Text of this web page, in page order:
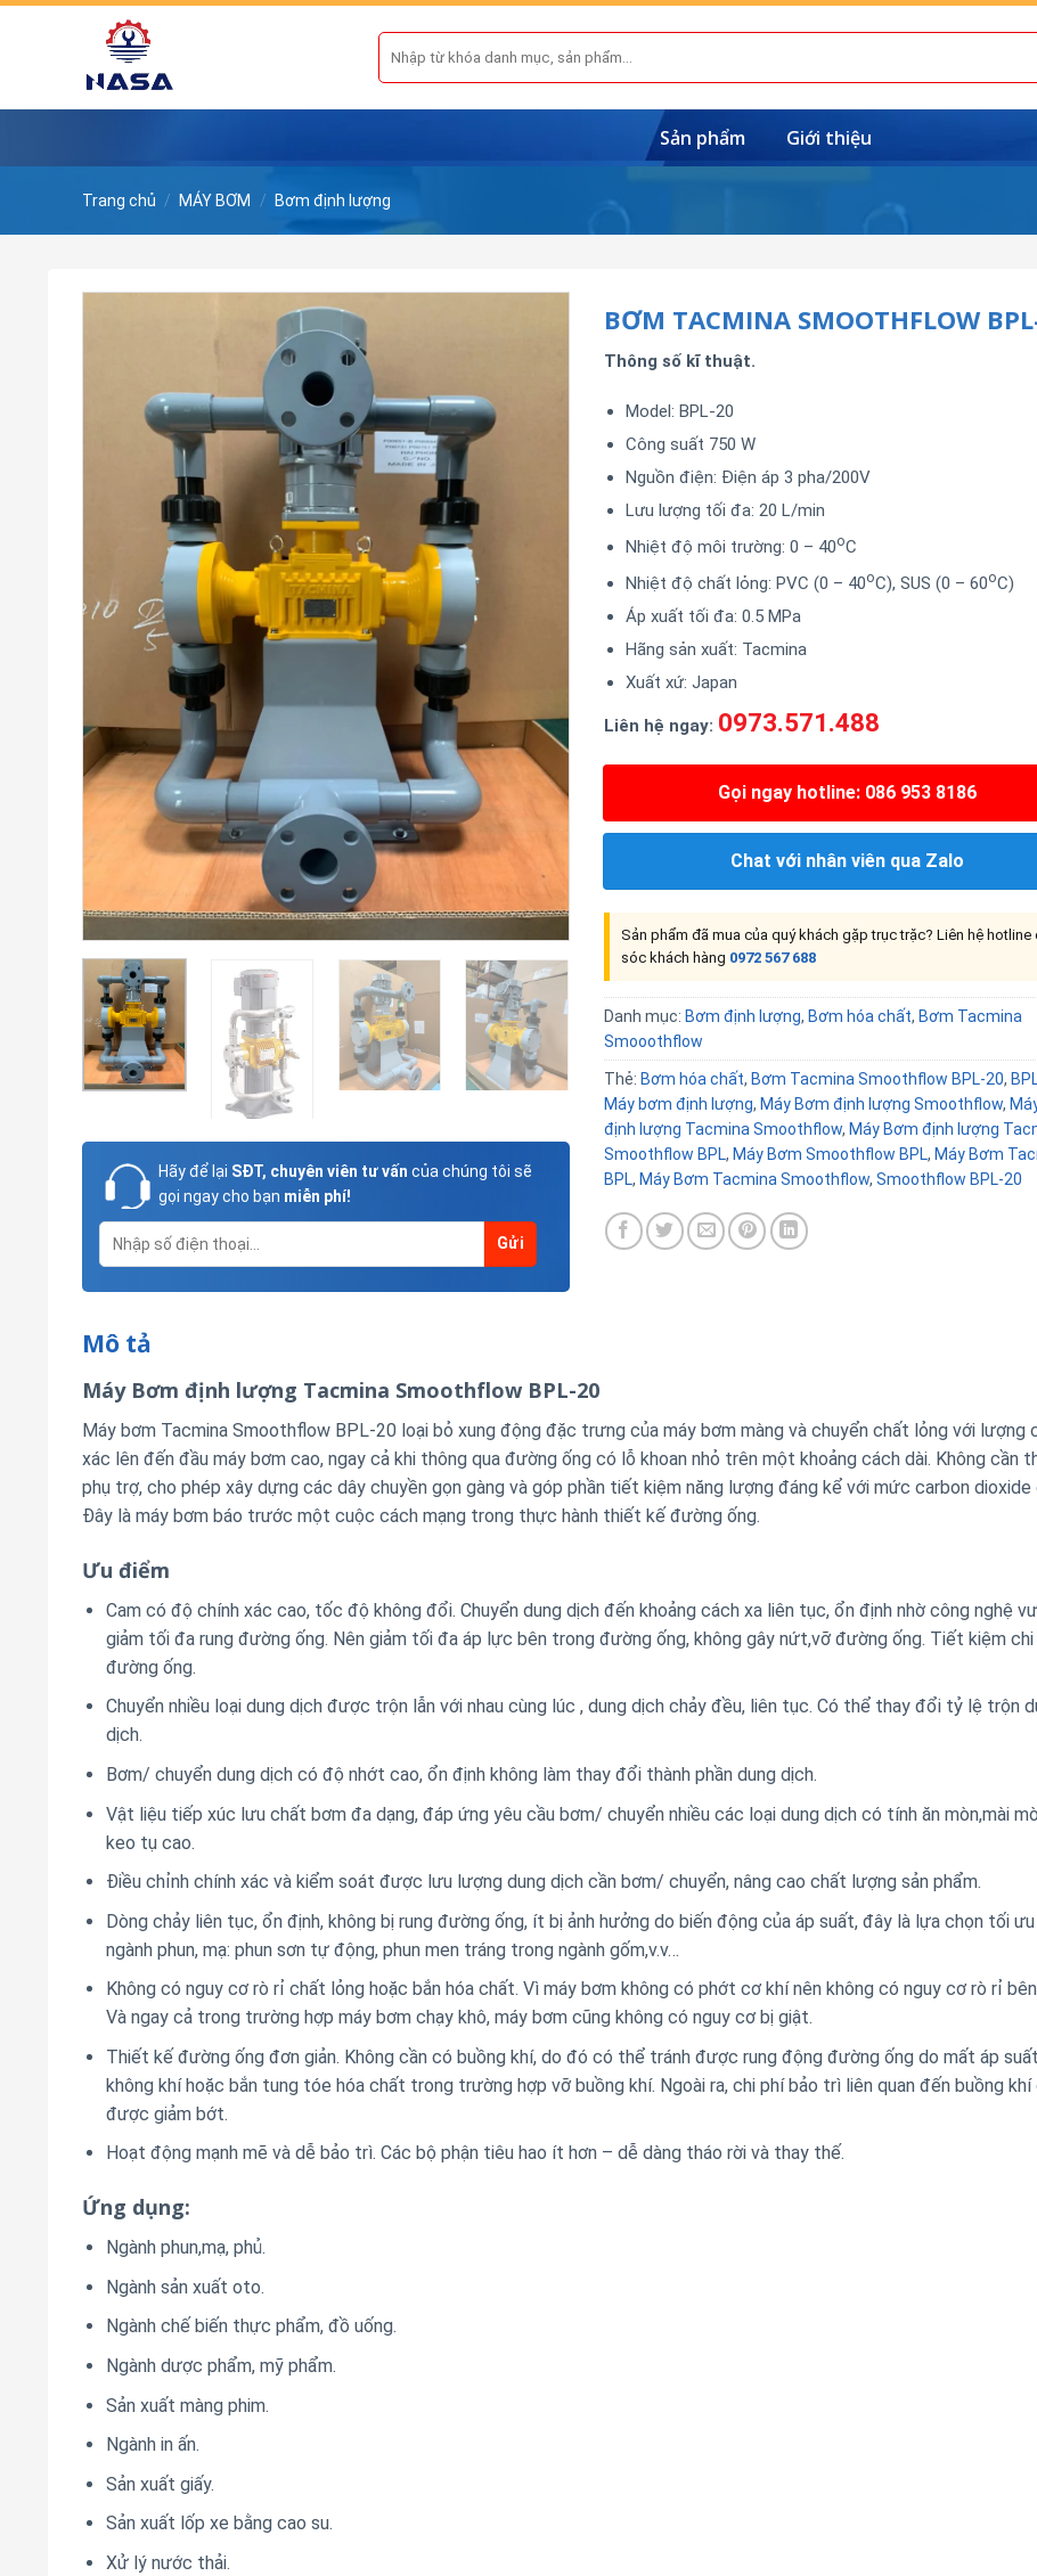
Skip
Tìm
kiếm:
Sản phẩm Giới thiệu
Trang chủ / MÁY BƠM / Bơm định lượng
Hãy để lại SĐT, chuyên viên tư vấn của chúng tôi sẽ
gọi ngay cho bạn miễn phí!
BƠM TACMINA SMOOTHFLOW
Thông số kĩ thuật.
Model: BPL-20
Công suất 750 W
Nguồn điện: Điện áp 3 pha/200V
Lưu lượng tối đa: 20 L/min
Nhiệt độ môi trường: 0 – 40oC
Nhiệt độ chất lỏng: PVC (0 – 40oC), SUS (0 – 60oC)
Áp xuất tối đa: 0.5 MPa
Hãng sản xuất: Tacmina
Xuất xứ: Japan
Liên hệ ngay: 0973.571.488
Gọi ngay hotline: 086 953 8186
Chat với nhân viên qua Zalo
Sản phẩm đã mua của quý khách gặp trục trặc? Liên hệ hotline
sóc khách hàng 0972 567 688
Danh mục: Bơm định lượng, Bơm hóa chất, Bơm Tacmina
Smooothflow
Thẻ: Bơm hóa chất, Bơm Tacmina Smoothflow BPL-20,
Máy bơm định lượng, Máy Bơm định lượng Smoothflow,
định lượng Tacmina Smoothflow, Máy Bơm định lượng
Smoothflow BPL, Máy Bơm Smoothflow BPL, Máy Bơm
BPL, Máy Bơm Tacmina Smoothflow, Smoothflow BPL-20
Mô tả
Máy Bơm định lượng Tacmina Smoothflow BPL-20
Máy bơm Tacmina Smoothflow BPL-20 loại bỏ xung động đặc trưng của máy bơm màng và chuyển chất lỏng với lượng
xác lên đến đầu máy bơm cao, ngay cả khi thông qua đường ống có lỗ khoan nhỏ trên một khoảng cách dài. Không cần
phụ trợ, cho phép xây dựng các dây chuyền gọn gàng và góp phần tiết kiệm năng lượng đáng kể với mức carbon dioxide
Đây là máy bơm báo trước một cuộc cách mạng trong thực hành thiết kế đường ống.
Ưu điểm
Cam có độ chính xác cao, tốc độ không đổi. Chuyển dung dịch đến khoảng cách xa liên tục, ổn định nhờ công nghệ
giảm tối đa rung đường ống. Nên giảm tối đa áp lực bên trong đường ống, không gây nứt,vỡ đường ống. Tiết kiệm chi
đường ống.
Chuyển nhiều loại dung dịch được trộn lẫn với nhau cùng lúc , dung dịch chảy đều, liên tục. Có thể thay đổi tỷ lệ trộn
dịch.
Bơm/ chuyển dung dịch có độ nhớt cao, ổn định không làm thay đổi thành phần dung dịch.
Vật liệu tiếp xúc lưu chất bơm đa dạng, đáp ứng yêu cầu bơm/ chuyển nhiều các loại dung dịch có tính ăn mòn,mài
keo tụ cao.
Điều chỉnh chính xác và kiểm soát được lưu lượng dung dịch cần bơm/ chuyển, nâng cao chất lượng sản phẩm.
Dòng chảy liên tục, ổn định, không bị rung đường ống, ít bị ảnh hưởng do biến động của áp suất, đây là lựa chọn tối
ngành phun, mạ: phun sơn tự động, phun men tráng trong ngành gốm,v.v…
Không có nguy cơ rò rỉ chất lỏng hoặc bắn hóa chất. Vì máy bơm không có phớt cơ khí nên không có nguy cơ rò rỉ
Và ngay cả trong trường hợp máy bơm chạy khô, máy bơm cũng không có nguy cơ bị giật.
Thiết kế đường ống đơn giản. Không cần có buồng khí, do đó có thể tránh được rung động đường ống do mất áp suất
không khí hoặc bắn tung tóe hóa chất trong trường hợp vỡ buồng khí. Ngoài ra, chi phí bảo trì liên quan đến buồng
được giảm bớt.
Hoạt động mạnh mẽ và dễ bảo trì. Các bộ phận tiêu hao ít hơn – dễ dàng tháo rời và thay thế.
Ứng dụng:
Ngành phun,mạ, phủ.
Ngành sản xuất oto.
Ngành chế biến thực phẩm, đồ uống.
Ngành dược phẩm, mỹ phẩm.
Sản xuất màng phim.
Ngành in ấn.
Sản xuất giấy.
Sản xuất lốp xe bằng cao su.
Xử lý nước thải.